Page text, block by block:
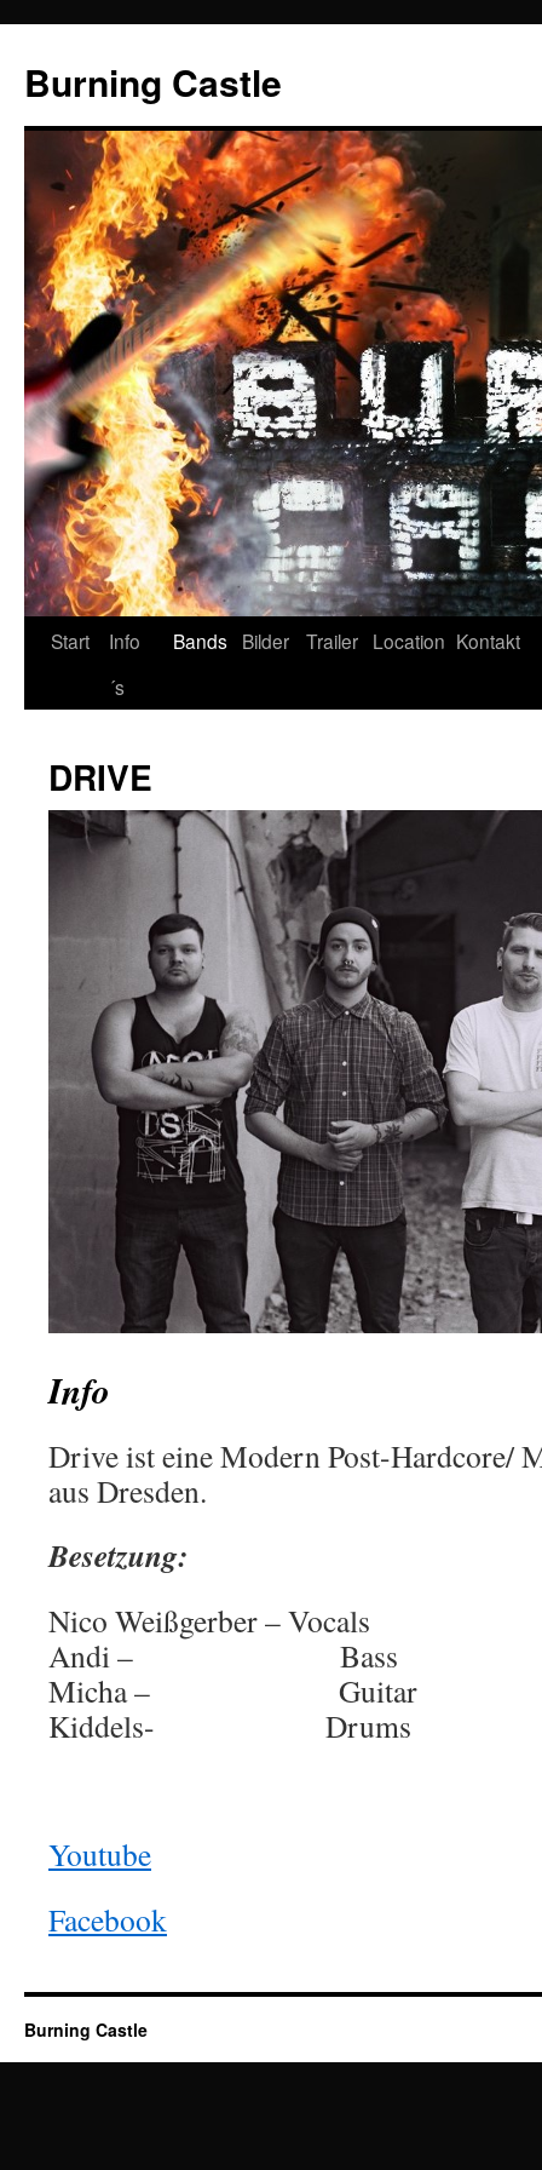
springen
Burning Castle
Start
Info
´s
Bands Bilder Trailer Location Kontakt
DRIVE
Info
Drive ist eine Modern Post-Hardcore/
aus Dresden.
Besetzung:
Nico Weißgerber – Vocals
Andi – Bass
Micha – Guitar
Kiddels- Drums
Youtube
Facebook
Burning Castle